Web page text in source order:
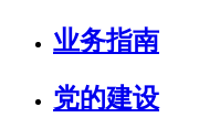
业务指南
党的建设